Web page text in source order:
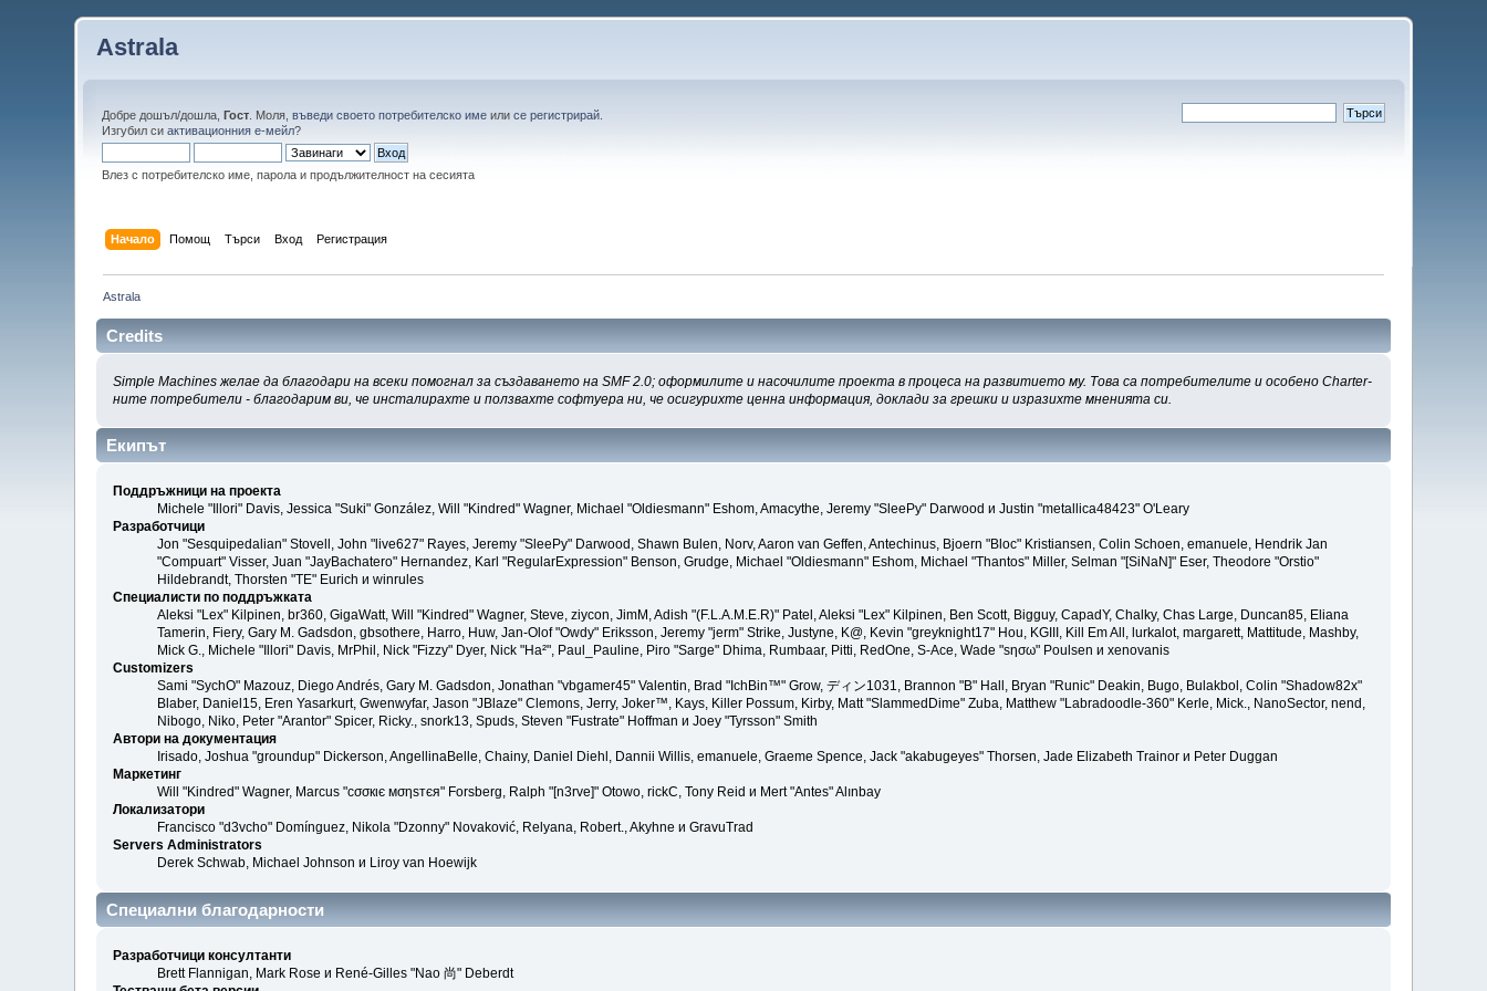
Astrala
Добре дошъл/дошла,Гост . Моля,въведи своето потребителско име илисе регистрирай
Изгубил сиактивационния е-мейл?
Влез с потребителско име, парола и продължителност на сесията
Начало Помощ Търси Вход Регистрация
Astrala
Credits
Simple Machines желае да благодари на всеки помогнал за създаването на SMF 2.0; оформилите и насочилите проекта в процеса на развитието му. Това са потребителите и особено Charter-
ните потребители - благодарим ви, че инсталирахте и ползвахте софтуера ни, че осигурихте ценна информация, доклади за грешки и изразихте мненията си.
Екипът
Поддръжници на проекта
Michele "Illori" Davis, Jessica "Suki" González, Will "Kindred" Wagner, Michael "Oldiesmann" Eshom, Amacythe, Jeremy "SleePy" Darwood и Justin "metallica48423" O'Leary
Разработчици
Jon "Sesquipedalian" Stovell, John "live627" Rayes, Jeremy "SleePy" Darwood, Shawn Bulen, Norv, Aaron van Geffen, Antechinus, Bjoern "Bloc" Kristiansen, Colin Schoen, emanuele, Hendrik Jan
"Compuart" Visser, Juan "JayBachatero" Hernandez, Karl "RegularExpression" Benson, Grudge, Michael "Oldiesmann" Eshom, Michael "Thantos" Miller, Selman "[SiNaN]" Eser, Theodore "Orstio"
Hildebrandt, Thorsten "TE" Eurich и winrules
Специалисти по поддръжката
Aleksi "Lex" Kilpinen, br360, GigaWatt, Will "Kindred" Wagner, Steve, ziycon, JimM, Adish "(F.L.A.M.E.R)" Patel, Aleksi "Lex" Kilpinen, Ben Scott, Bigguy, CapadY, Chalky, Chas Large, Duncan85, Eliana
Tamerin, Fiery, Gary M. Gadsdon, gbsothere, Harro, Huw, Jan-Olof "Owdy" Eriksson, Jeremy "jerm" Strike, Justyne, K@, Kevin "greyknight17" Hou, KGIII, Kill Em All, lurkalot, margarett, Mattitude, Mashby,
Mick G., Michele "Illori" Davis, MrPhil, Nick "Fizzy" Dyer, Nick "Ha²", Paul_Pauline, Piro "Sarge" Dhima, Rumbaar, Pitti, RedOne, S-Ace, Wade "sησω" Poulsen и xenovanis
Customizers
Sami "SychO" Mazouz, Diego Andrés, Gary M. Gadsdon, Jonathan "vbgamer45" Valentin, Brad "IchBin™" Grow, ディン1031, Brannon "B" Hall, Bryan "Runic" Deakin, Bugo, Bulakbol, Colin "Shadow82x"
Blaber, Daniel15, Eren Yasarkurt, Gwenwyfar, Jason "JBlaze" Clemons, Jerry, Joker™, Kays, Killer Possum, Kirby, Matt "SlammedDime" Zuba, Matthew "Labradoodle-360" Kerle, Mick., NanoSector, nend,
Nibogo, Niko, Peter "Arantor" Spicer, Ricky., snork13, Spuds, Steven "Fustrate" Hoffman и Joey "Tyrsson" Smith
Автори на документация
Irisado, Joshua "groundup" Dickerson, AngellinaBelle, Chainy, Daniel Diehl, Dannii Willis, emanuele, Graeme Spence, Jack "akabugeyes" Thorsen, Jade Elizabeth Trainor и Peter Duggan
Маркетинг
Will "Kindred" Wagner, Marcus "cσσкιє мσηѕтєя" Forsberg, Ralph "[n3rve]" Otowo, rickC, Tony Reid и Mert "Antes" Alınbay
Локализатори
Francisco "d3vcho" Domínguez, Nikola "Dzonny" Novaković, Relyana, Robert., Akyhne и GravuTrad
Servers Administrators
Derek Schwab, Michael Johnson и Liroy van Hoewijk
Специални благодарности
Разработчици консултанти
Brett Flannigan, Mark Rose и René-Gilles "Nao 尚" Deberdt